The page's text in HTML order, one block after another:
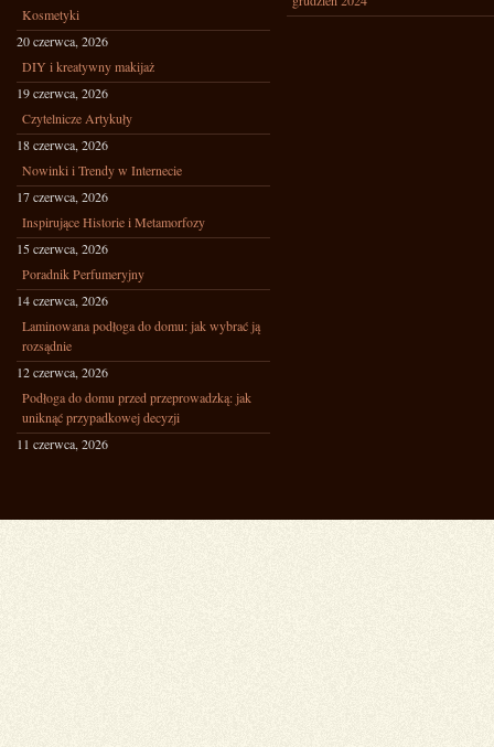
Kosmetyki
20 czerwca, 2026
DIY i kreatywny makijaż
19 czerwca, 2026
Czytelnicze Artykuły
18 czerwca, 2026
Nowinki i Trendy w Internecie
17 czerwca, 2026
Inspirujące Historie i Metamorfozy
15 czerwca, 2026
Poradnik Perfumeryjny
14 czerwca, 2026
Laminowana podłoga do domu: jak wybrać ją
rozsądnie
12 czerwca, 2026
Podłoga do domu przed przeprowadzką: jak
uniknąć przypadkowej decyzji
11 czerwca, 2026